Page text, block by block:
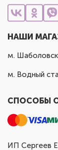
НАШИ
м.
м. Водный
СПОСОБЫ
ИП Сергеев